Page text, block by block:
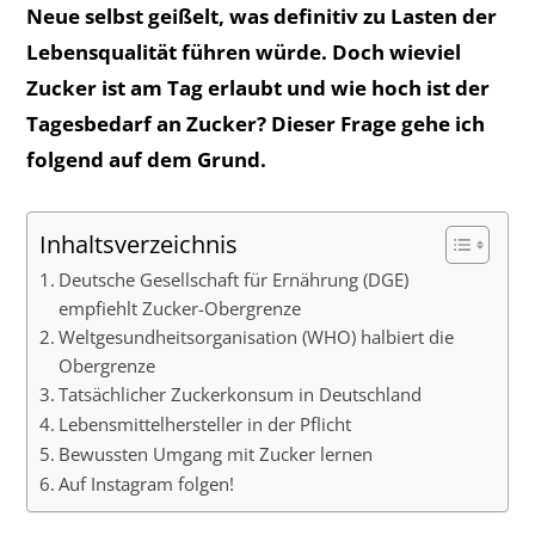
Neue selbst geißelt, was definitiv zu Lasten der
Lebensqualität führen würde. Doch wieviel
Zucker ist am Tag erlaubt und wie hoch ist der
Tagesbedarf an Zucker? Dieser Frage gehe ich
folgend auf dem Grund.
Inhaltsverzeichnis
Deutsche Gesellschaft für Ernährung (DGE)
empfiehlt Zucker-Obergrenze
Weltgesundheitsorganisation (WHO) halbiert die
Obergrenze
Tatsächlicher Zuckerkonsum in Deutschland
Lebensmittelhersteller in der Pflicht
Bewussten Umgang mit Zucker lernen
Auf Instagram folgen!